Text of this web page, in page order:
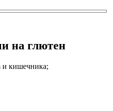
на глютен
и кишечника;